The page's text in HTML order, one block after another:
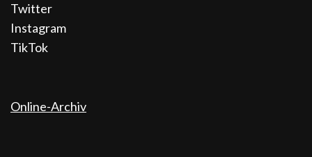
Twitter
Instagram
TikTok
Online-Archiv